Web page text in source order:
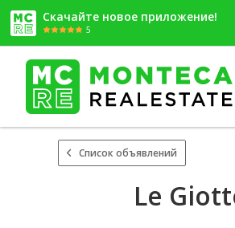
Скачайте новое приложение!
5
Список объявлений
Le